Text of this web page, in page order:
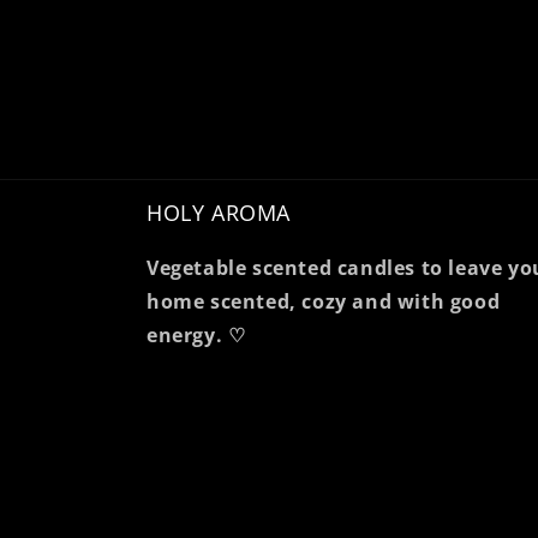
HOLY AROMA
Vegetable scented candles to leave
home scented, cozy and with good
energy. ♡